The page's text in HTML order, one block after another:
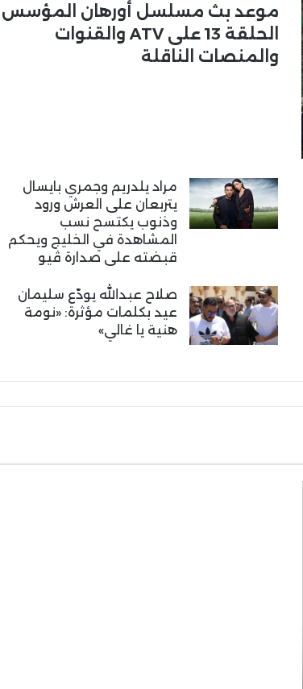
موعد بث مسلسل أورهان المؤسس
الحلقة 13 على ATV والقنوات
والمنصات الناقلة
مراد يلدريم وجمري بايسال
يتربعان على العرش ورود
وذنوب يكتسح نسب
المشاهدة في الخليج ويحكم
قبضته على صدارة ڤيو
صلاح عبدالله يودّع سليمان
عيد بكلمات مؤثرة: «نومة
هنية يا غالي»